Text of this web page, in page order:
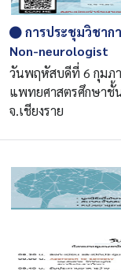
การประชุมวิชาก
Non-neurologist
วันพฤหัสบดีที่ 6 กุมภ
แพทยศาสตรศึกษาชั้
จ.เชียงราย